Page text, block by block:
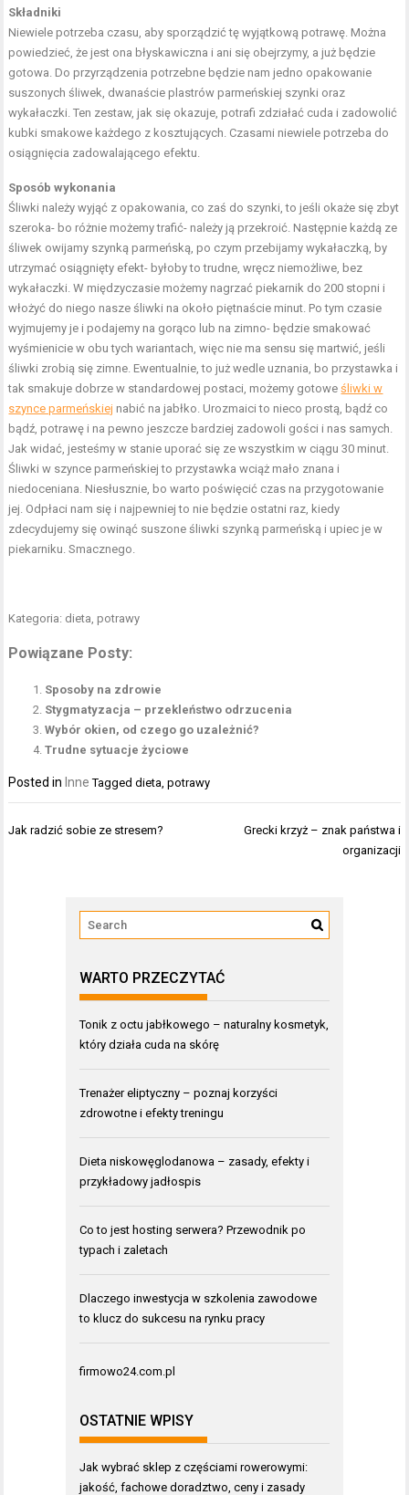
Składniki
Niewiele potrzeba czasu, aby sporządzić tę wyjątkową potrawę. Można
powiedzieć, że jest ona błyskawiczna i ani się obejrzymy, a już będzie
gotowa. Do przyrządzenia potrzebne będzie nam jedno opakowanie
suszonych śliwek, dwanaście plastrów parmeńskiej szynki oraz
wykałaczki. Ten zestaw, jak się okazuje, potrafi zdziałać cuda i zadowolić
kubki smakowe każdego z kosztujących. Czasami niewiele potrzeba do
osiągnięcia zadowalającego efektu.
Sposób wykonania
Śliwki należy wyjąć z opakowania, co zaś do szynki, to jeśli okaże się zbyt
szeroka- bo różnie możemy trafić- należy ją przekroić. Następnie każdą ze
śliwek owijamy szynką parmeńską, po czym przebijamy wykałaczką, by
utrzymać osiągnięty efekt- byłoby to trudne, wręcz niemożliwe, bez
wykałaczki. W międzyczasie możemy nagrzać piekarnik do 200 stopni i
włożyć do niego nasze śliwki na około piętnaście minut. Po tym czasie
wyjmujemy je i podajemy na gorąco lub na zimno- będzie smakować
wyśmienicie w obu tych wariantach, więc nie ma sensu się martwić, jeśli
śliwki zrobią się zimne. Ewentualnie, to już wedle uznania, bo przystawka i
tak smakuje dobrze w standardowej postaci, możemy gotoweśliwki w
szynce parmeńskiej nabić na jabłko. Urozmaici to nieco prostą, bądź co
bądź, potrawę i na pewno jeszcze bardziej zadowoli gości i nas samych.
Jak widać, jesteśmy w stanie uporać się ze wszystkim w ciągu 30 minut.
Śliwki w szynce parmeńskiej to przystawka wciąż mało znana i
niedoceniana. Niesłusznie, bo warto poświęcić czas na przygotowanie
jej. Odpłaci nam się i najpewniej to nie będzie ostatni raz, kiedy
zdecydujemy się owinąć suszone śliwki szynką parmeńską i upiec je w
piekarniku. Smacznego.
Kategoria: dieta, potrawy
Powiązane Posty:
Sposoby na zdrowie
Stygmatyzacja – przekleństwo odrzucenia
Wybór okien, od czego go uzależnić?
Trudne sytuacje życiowe
Posted in Inne Taggeddieta ,potrawy
Nawigacja
Jak radzić sobie ze stresem?
Grecki krzyż – znak państwa i
organizacji
WARTO PRZECZYTAĆ
Tonik z octu jabłkowego – naturalny kosmetyk,
który działa cuda na skórę
Trenażer eliptyczny – poznaj korzyści
zdrowotne i efekty treningu
Dieta niskowęglodanowa – zasady, efekty i
przykładowy jadłospis
Co to jest hosting serwera? Przewodnik po
typach i zaletach
Dlaczego inwestycja w szkolenia zawodowe
to klucz do sukcesu na rynku pracy
firmowo24.com.pl
OSTATNIE WPISY
Jak wybrać sklep z częściami rowerowymi:
jakość, fachowe doradztwo, ceny i zasady